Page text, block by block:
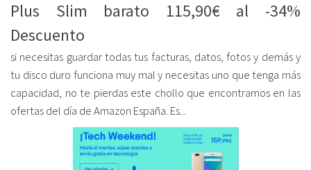
Plus Slim barato 115,90€ al -34%
Descuento
si necesitas guardar todas tus facturas, datos, fotos y demás y
tu disco duro funciona muy mal y necesitas uno que tenga más
capacidad, no te pierdas este chollo que encontramos en las
ofertas del día de Amazon España. Es...